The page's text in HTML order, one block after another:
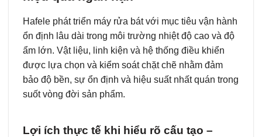
Hafele phát triển máy rửa bát với mục tiêu vận hành
ổn định lâu dài trong môi trường nhiệt độ cao và độ
ẩm lớn. Vật liệu, linh kiện và hệ thống điều khiển
được lựa chọn và kiểm soát chặt chẽ nhằm đảm
bảo độ bền, sự ổn định và hiệu suất nhất quán trong
suốt vòng đời sản phẩm.
Lợi ích thực tế khi hiểu rõ cấu tạo –